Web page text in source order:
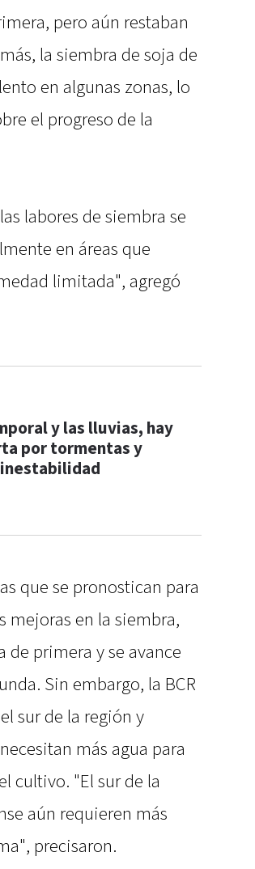
pero aún restaban
la siembra de soja de
en algunas zonas, lo
el progreso de la
labores de siembra se
en áreas que
limitada", agregó
y las lluvias, hay
por tormentas y
que se pronostican para
mejoras en la siembra,
primera y se avance
Sin embargo, la BCR
sur de la región y
más agua para
cultivo. "El sur de la
aún requieren más
precisaron.